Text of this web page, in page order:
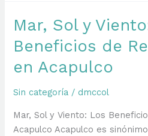
Acapulco
Mar, Sol y
Beneficios de
en Acapulco
Sin categoría / dmccol
Mar, Sol y Viento: Los
Acapulco Acapulco es